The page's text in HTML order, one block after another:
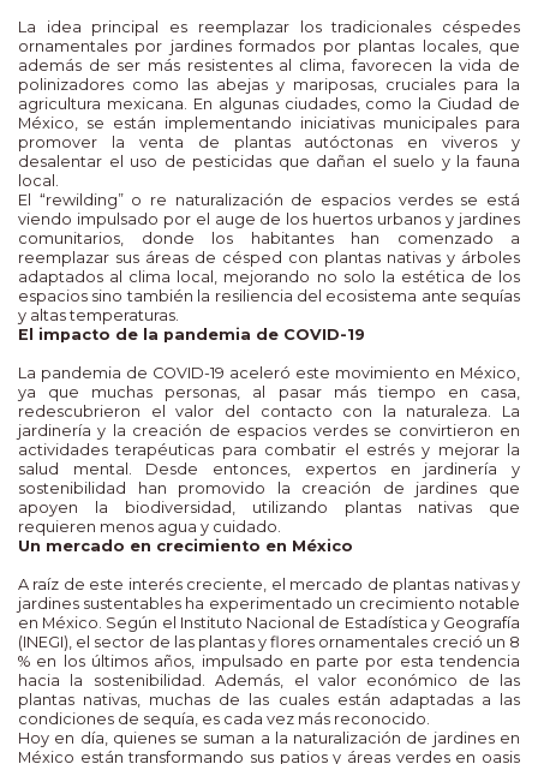
La idea principal es reemplazar los tradicionales céspedes
ornamentales por jardines formados por plantas locales, que
además de ser más resistentes al clima, favorecen la vida de
polinizadores como las abejas y mariposas, cruciales para la
agricultura mexicana. En algunas ciudades, como la Ciudad de
México, se están implementando iniciativas municipales para
promover la venta de plantas autóctonas en viveros y
desalentar el uso de pesticidas que dañan el suelo y la fauna
local.
El “rewilding” o re naturalización de espacios verdes se está
viendo impulsado por el auge de los huertos urbanos y jardines
comunitarios, donde los habitantes han comenzado a
reemplazar sus áreas de césped con plantas nativas y árboles
adaptados al clima local, mejorando no solo la estética de los
espacios sino también la resiliencia del ecosistema ante sequías
y altas temperaturas.
El impacto de la pandemia de COVID-19
La pandemia de COVID-19 aceleró este movimiento en México,
ya que muchas personas, al pasar más tiempo en casa,
redescubrieron el valor del contacto con la naturaleza. La
jardinería y la creación de espacios verdes se convirtieron en
actividades terapéuticas para combatir el estrés y mejorar la
salud mental. Desde entonces, expertos en jardinería y
sostenibilidad han promovido la creación de jardines que
apoyen la biodiversidad, utilizando plantas nativas que
requieren menos agua y cuidado.
Un mercado en crecimiento en México
A raíz de este interés creciente, el mercado de plantas nativas y
jardines sustentables ha experimentado un crecimiento notable
en México. Según el Instituto Nacional de Estadística y Geografía
(INEGI), el sector de las plantas y flores ornamentales creció un 8
% en los últimos años, impulsado en parte por esta tendencia
hacia la sostenibilidad. Además, el valor económico de las
plantas nativas, muchas de las cuales están adaptadas a las
condiciones de sequía, es cada vez más reconocido.
Hoy en día, quienes se suman a la naturalización de jardines en
México están transformando sus patios y áreas verdes en oasis